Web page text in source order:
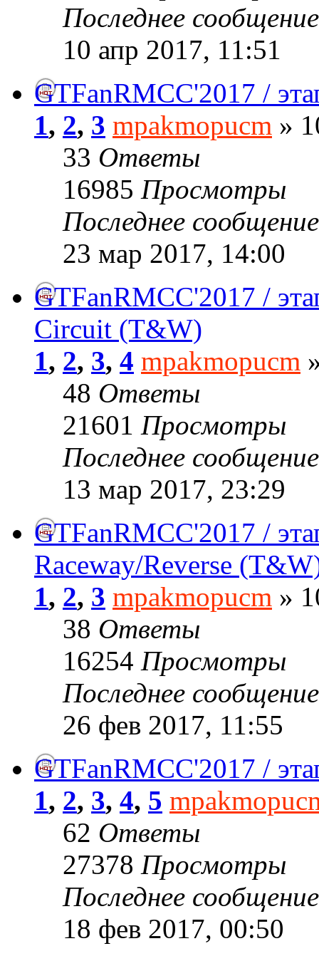
Последнее
10 апр 2017, 11:51
GTFanRMCC'2017 /
1, 2, 3 mpakmopucm »
33 Ответы
16985 Просмотры
Последнее
23 мар 2017, 14:00
GTFanRMCC'2017 /
Circuit (T&W)
1, 2, 3, 4 mpakmopucm
48 Ответы
21601 Просмотры
Последнее
13 мар 2017, 23:29
GTFanRMCC'2017 /
Raceway/Reverse
1, 2, 3 mpakmopucm »
38 Ответы
16254 Просмотры
Последнее
26 фев 2017, 11:55
GTFanRMCC'2017 /
1, 2, 3, 4, 5
62 Ответы
27378 Просмотры
Последнее
18 фев 2017, 00:50